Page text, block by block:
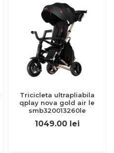
Tricicleta ultrapliabila
qplay nova gold air le
smb320013260le
1049.00 lei